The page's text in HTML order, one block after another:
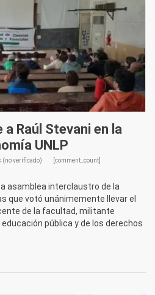
Raúl Stevani en la
UNLP
(no verificado) [comment_count]
asamblea interclaustro de la
que votó unánimemente llevar el
de la facultad, militante
pública y de los derechos